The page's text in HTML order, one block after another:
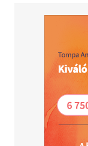
Agytekerő -
A sorozatban
AGYTEKERŐ -
AGYTEKERŐ -
AGYTEKERŐ -